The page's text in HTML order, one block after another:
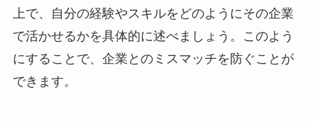
上で、自分の経験やスキルをどのようにその企業
で活かせるかを具体的に述べましょう。このよう
にすることで、企業とのミスマッチを防ぐことが
できます。